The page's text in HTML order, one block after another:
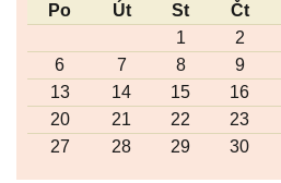
Po
Út St Čt
1
2
6
7 8 9
13
14 15 16
20
21 22 23
27
28 29 30